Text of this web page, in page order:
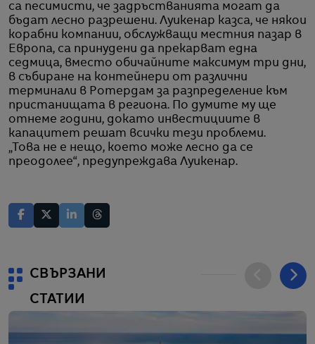
са песимисти, че задръстванията могат да
бъдат лесно разрешени. Луикенар казса, че някои
корабни компании, обслужващи местния пазар в
Европа, са принудени да прекарват една
седмица, вместо обичайните максимум три дни,
в събиране на контейнери от различни
терминали в Ротердам за разпределение към
пристанищата в региона. По думите му ще
отнеме години, докато инвестициите в
капацитет решат всички тези проблеми.
„Това не е нещо, което може лесно да се
преодолее“, предупреждава Луикенар.
СВЪРЗАНИ
СТАТИИ